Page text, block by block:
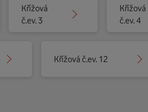
Křížová
č.ev. 3
Křížová
č.ev. 4
Křížová č.ev. 12